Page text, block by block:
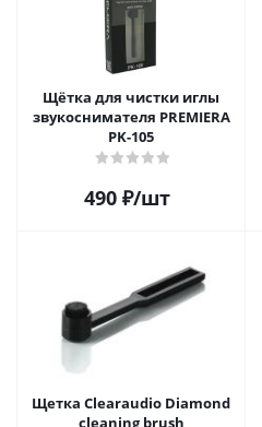
Щётка для чистки иглы
звукоснимателя PREMIERA
PK-105
490 ₽/шт
Щетка Clearaudio Diamond
cleaning brush